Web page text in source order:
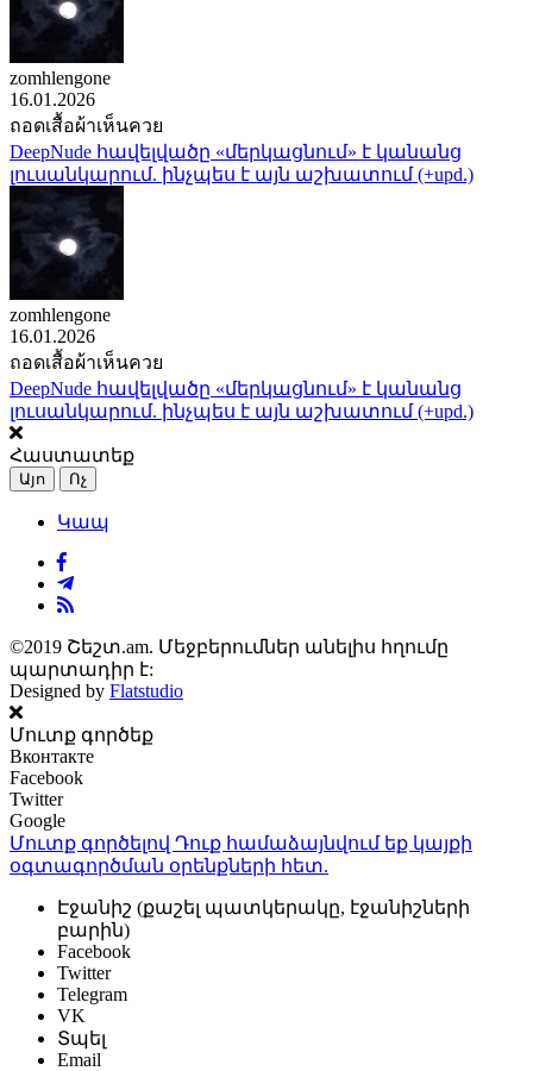
zomhlengone
16.01.2026
ถอดเสื้อผ้าเห็นควย
DeepNude հավելվածը «մերկացնում» է կանանց
լուսանկարում. ինչպես է այն աշխատում (+upd.)
zomhlengone
16.01.2026
ถอดเสื้อผ้าเห็นควย
DeepNude հավելվածը «մերկացնում» է կանանց
լուսանկարում. ինչպես է այն աշխատում (+upd.)
Հաստատեք
Այո Ոչ
Կապ
©2019 Շեշտ.am. Մեջբերումներ անելիս հղումը
պարտադիր է:
Designed by Flatstudio
Մուտք գործեք
Вконтакте
Facebook
Twitter
Google
Մուտք գործելով Դուք համաձայնվում եք կայքի
օգտագործման օրենքների հետ.
Էջանիշ (քաշել պատկերակը, էջանիշների
բարին)
Facebook
Twitter
Telegram
VK
Տպել
Email